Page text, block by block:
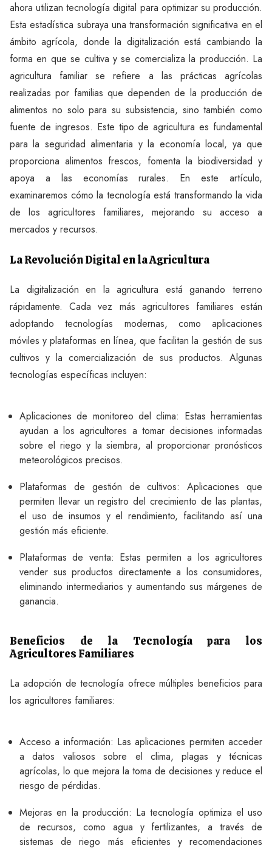
ahora utilizan tecnología digital para optimizar su producción.
Esta estadística subraya una transformación significativa en el
ámbito agrícola, donde la digitalización está cambiando la
forma en que se cultiva y se comercializa la producción. La
agricultura familiar se refiere a las prácticas agrícolas
realizadas por familias que dependen de la producción de
alimentos no solo para su subsistencia, sino también como
fuente de ingresos. Este tipo de agricultura es fundamental
para la seguridad alimentaria y la economía local, ya que
proporciona alimentos frescos, fomenta la biodiversidad y
apoya a las economías rurales. En este artículo,
examinaremos cómo la tecnología está transformando la vida
de los agricultores familiares, mejorando su acceso a
mercados y recursos.
La Revolución Digital en la Agricultura
La digitalización en la agricultura está ganando terreno
rápidamente. Cada vez más agricultores familiares están
adoptando tecnologías modernas, como aplicaciones
móviles y plataformas en línea, que facilitan la gestión de sus
cultivos y la comercialización de sus productos. Algunas
tecnologías específicas incluyen:
Aplicaciones de monitoreo del clima: Estas herramientas
ayudan a los agricultores a tomar decisiones informadas
sobre el riego y la siembra, al proporcionar pronósticos
meteorológicos precisos.
Plataformas de gestión de cultivos: Aplicaciones que
permiten llevar un registro del crecimiento de las plantas,
el uso de insumos y el rendimiento, facilitando así una
gestión más eficiente.
Plataformas de venta: Estas permiten a los agricultores
vender sus productos directamente a los consumidores,
eliminando intermediarios y aumentando sus márgenes de
ganancia.
Beneficios de la Tecnología para los
Agricultores Familiares
La adopción de tecnología ofrece múltiples beneficios para
los agricultores familiares:
Acceso a información: Las aplicaciones permiten acceder
a datos valiosos sobre el clima, plagas y técnicas
agrícolas, lo que mejora la toma de decisiones y reduce el
riesgo de pérdidas.
Mejoras en la producción: La tecnología optimiza el uso
de recursos, como agua y fertilizantes, a través de
sistemas de riego más eficientes y recomendaciones